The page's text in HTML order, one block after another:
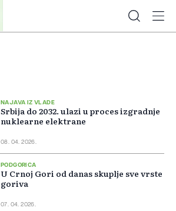
NAJAVA IZ VLADE
Srbija do 2032. ulazi u proces izgradnje
nuklearne elektrane
08. 04. 2026.
PODGORICA
U Crnoj Gori od danas skuplje sve vrste
goriva
07. 04. 2026.